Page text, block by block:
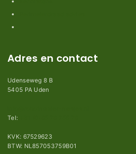
Adres en contact
Udenseweg 8 B
5405 PA Uden
Tel:
KVK: 67529623
BTW: NL857053759B01